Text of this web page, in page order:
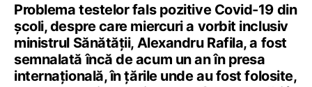
Problema testelor fals pozitive Covid-19 din
școli, despre care miercuri a vorbit inclusiv
ministrul Sănătății, Alexandru Rafila, a fost
semnalată încă de acum un an în presa
internațională, în țările unde au fost folosite,